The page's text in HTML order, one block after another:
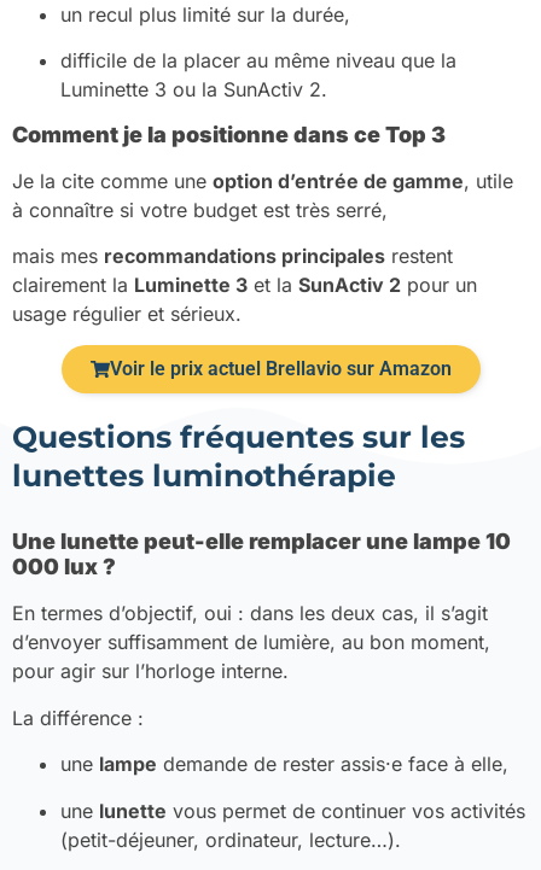
un recul plus limité sur la durée,
difficile de la placer au même niveau que la
Luminette 3 ou la SunActiv 2.
Comment je la positionne dans ce Top 3
Je la cite comme une option d’entrée de gamme, utile
à connaître si votre budget est très serré,
mais mes recommandations principales restent
clairement la Luminette 3 et la SunActiv 2 pour un
usage régulier et sérieux.
Voir le prix actuel Brellavio sur Amazon
Questions fréquentes sur les
lunettes luminothérapie
Une lunette peut-elle remplacer une lampe 10
000 lux ?
En termes d’objectif, oui : dans les deux cas, il s’agit
d’envoyer suffisamment de lumière, au bon moment,
pour agir sur l’horloge interne.
La différence :
une lampe demande de rester assis·e face à elle,
une lunette vous permet de continuer vos activités
(petit-déjeuner, ordinateur, lecture…).